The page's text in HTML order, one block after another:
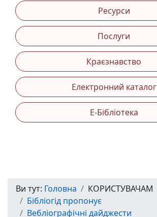
Ресурси
Послуги
Краєзнавство
Електронний каталог
Е-Бібліотека
Ви тут: Головна
КОРИСТУВАЧАМ
Бібліогід пропонує
Вебліографічні дайджести